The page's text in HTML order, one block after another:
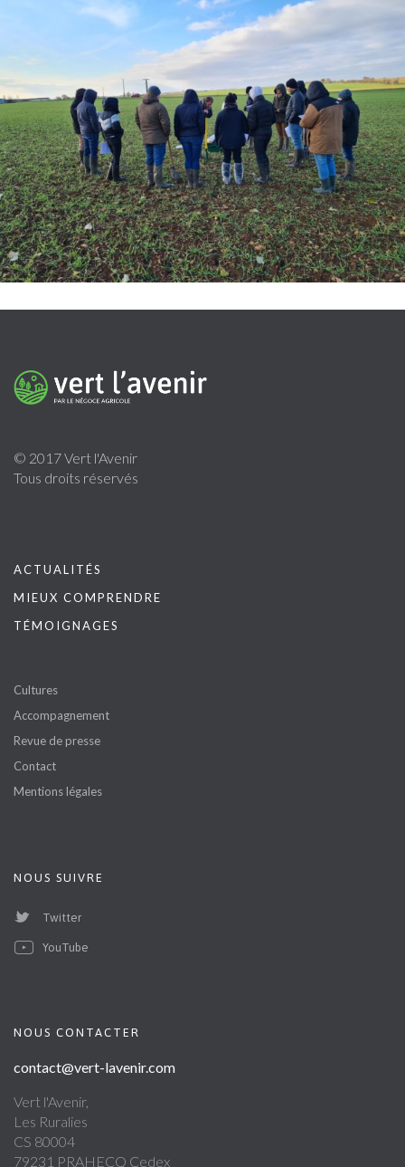
© 2017 Vert l'Avenir
Tous droits réservés
ACTUALITÉS
MIEUX COMPRENDRE
TÉMOIGNAGES
Cultures
Accompagnement
Revue de presse
Contact
Mentions légales
NOUS SUIVRE
Twitter
YouTube
NOUS CONTACTER
contact@vert-lavenir.com
Vert l'Avenir,
Les Ruralies
CS 80004
79231 PRAHECQ Cedex